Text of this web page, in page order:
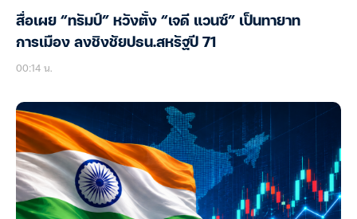
สื่อเผย “ทรัมป์” หวังตั้ง “เจดี แวนซ์” เป็นทายาท
การเมือง ลงชิงชัยปธน.สหรัฐปี 71
00:14 น.